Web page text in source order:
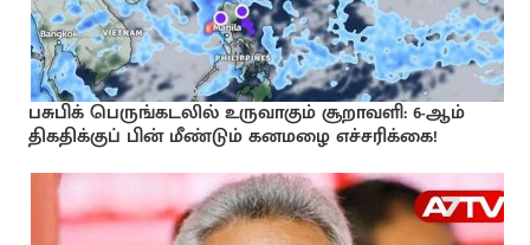
பசுபிக் பெருங்கடலில் உருவாகும் சூறாவளி: 6-ஆம்
திகதிக்குப் பின் மீண்டும் கனமழை எச்சரிக்கை!